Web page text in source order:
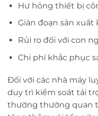
Hư hỏng thiết bị
Gián đoạn sản xuất
Rủi ro đối với con
Chi phí khắc phục
Đối với các nhà máy
duy trì kiểm soát tải
thường thường quan